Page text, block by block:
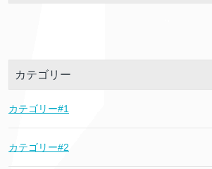
カテゴリー
カテゴリー#1
カテゴリー#2